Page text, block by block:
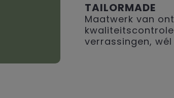
TAILORMADE
Maatwerk van
verrassingen,